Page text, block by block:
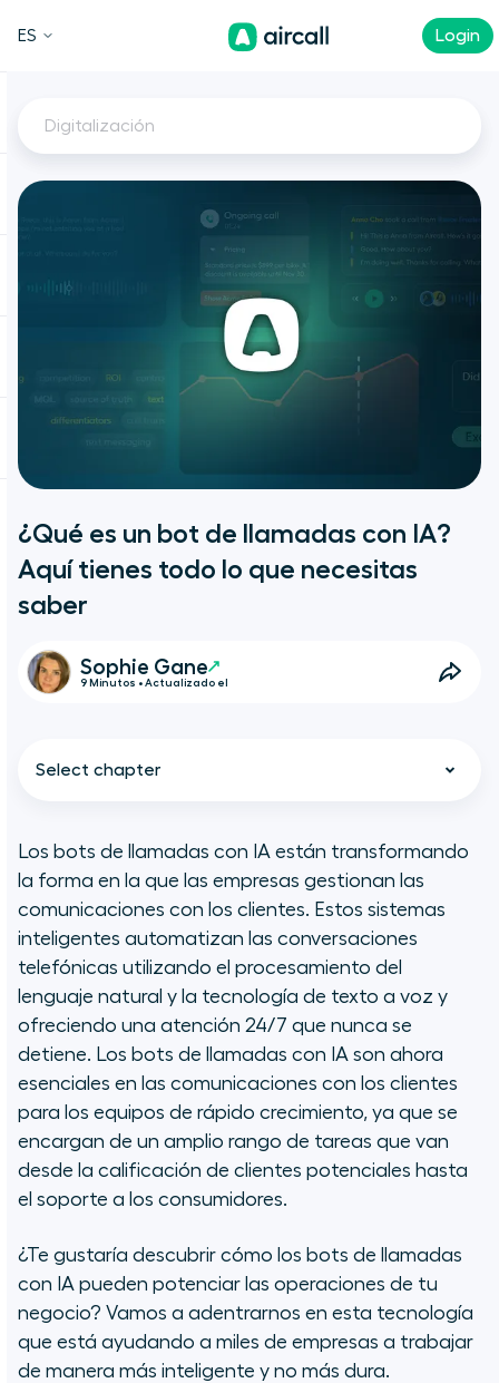
Login
ES
Digitalización
¿Qué es un bot de llamadas con IA?
Aquí tienes todo lo que necesitas
saber
Sophie Gane
9 Minutos • Actualizado el
Select chapter
En resumen
¿Qué es un bot de llamadas con
IA?
¿Cómo funcionan los bots de
Cómo los bots de llamadas con IA
pueden apoyar a tu equipo
AI Voice Agent de Aircall, la mejor
con IA centrada en las personas de
2026
Plantillas y consejos de
configuración
Los bots de llamadas con IA están transformando
la forma en la que las empresas gestionan las
comunicaciones con los clientes. Estos sistemas
inteligentes automatizan las conversaciones
telefónicas utilizando el procesamiento del
lenguaje natural y la tecnología de texto a voz y
ofreciendo una atención 24/7 que nunca se
detiene. Los bots de llamadas con IA son ahora
esenciales en las comunicaciones con los clientes
para los equipos de rápido crecimiento, ya que se
encargan de un amplio rango de tareas que van
desde la calificación de clientes potenciales hasta
el soporte a los consumidores.
¿Te gustaría descubrir cómo los bots de llamadas
con IA pueden potenciar las operaciones de tu
negocio? Vamos a adentrarnos en esta tecnología
que está ayudando a miles de empresas a trabajar
de manera más inteligente y no más dura.